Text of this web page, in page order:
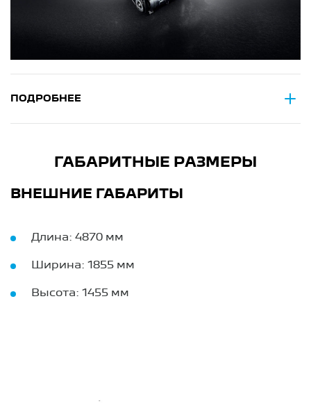
ПОДРОБНЕЕ
ГАБАРИТНЫЕ РАЗМЕРЫ
ВНЕШНИЕ ГАБАРИТЫ
Длина: 4870 мм
Ширина: 1855 мм
Высота: 1455 мм